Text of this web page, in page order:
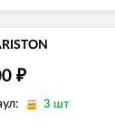
GENUS EVO 35 FF
MATIS 24 CF-EU
₽
3 шт